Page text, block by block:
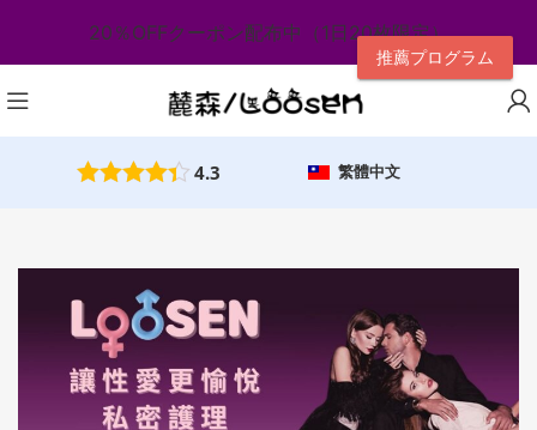
推薦プログラム
20％OFFクーポン配布中（1日20枚限定）
4.3 繁體中文